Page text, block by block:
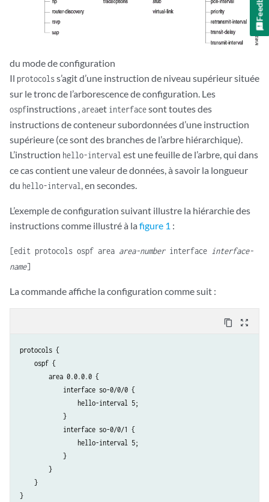
du mode de configuration
Il protocolss’agit d’une instruction de niveau supérieur située
sur le tronc de l’arborescence de configuration. Les
ospfinstructions ,areaet interfacesont toutes des
instructions de conteneur subordonnées d’une instruction
supérieure (ce sont des branches de l’arbre hiérarchique).
L’instruction hello-interval est une feuille de l’arbre, qui dans
ce cas contient une valeur de données, à savoir la longueur
du hello-interval, en secondes.
L’exemple de configuration suivant illustre la hiérarchie des
instructions comme illustré à la figure 1 :
[edit protocols ospf area area-numberinterface interface-
name]
La commande affiche la configuration comme suit :
content_copy zoom_out_map
protocols {
    ospf {
        area 0.0.0.0 {
            interface so-0/0/0 {
                hello-interval 5;
            }
            interface so-0/0/1 {
                hello-interval 5;
            }
        }
    }